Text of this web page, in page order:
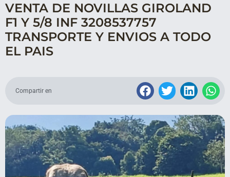
VENTA DE NOVILLAS GIROLAND
F1 Y 5/8 INF 3208537757
TRANSPORTE Y ENVIOS A TODO
EL PAIS
Compartir en